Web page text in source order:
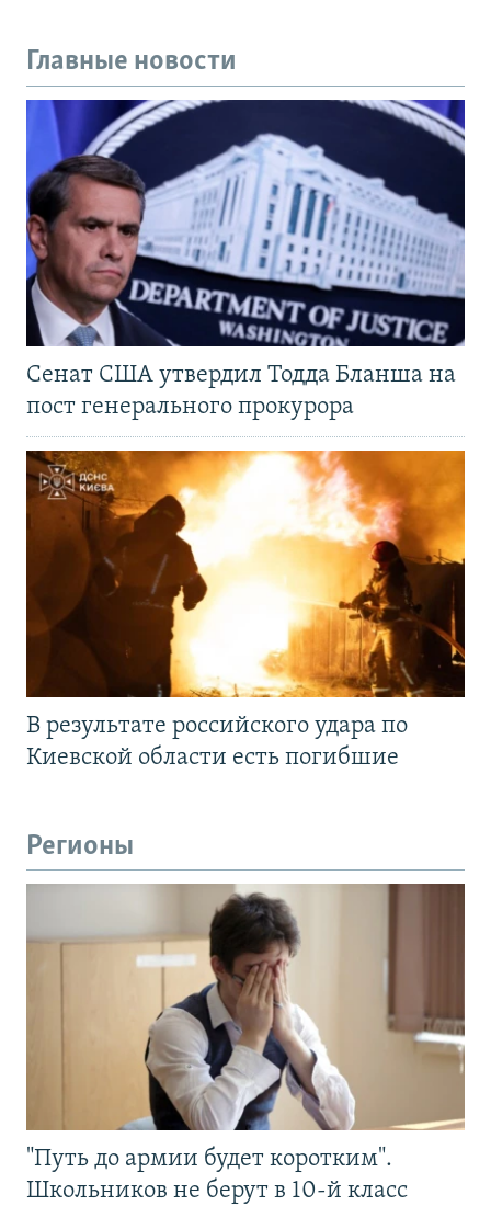
Главные новости
Сенат США утвердил Тодда Бланша на
пост генерального прокурора
В результате российского удара по
Киевской области есть погибшие
Регионы
"Путь до армии будет коротким".
Школьников не берут в 10-й класс